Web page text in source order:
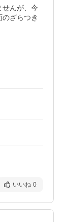
せんが、今
ざらつき
いいね 0